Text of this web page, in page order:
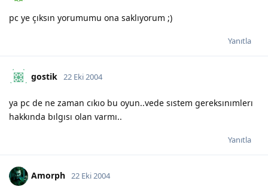
pc ye çıksın yorumumu ona saklıyorum ;)
Yanıtla
gostik 22 Eki 2004
ya pc de ne zaman cıkıo bu oyun..vede sıstem gereksınımlerı
hakkında bılgısı olan varmı..
Yanıtla
Amorph 22 Eki 2004